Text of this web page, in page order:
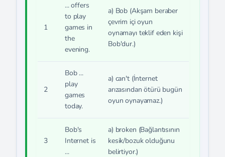
1
... offers
to play
games in
the
evening.
a) Bob (Akşam beraber
çevrim içi oyun
oynamayı teklif eden kişi
Bob'dur.)
2
Bob ...
play
games
today.
a) can't(İnternet
arızasından ötürü bugün
oyun oynayamaz.)
3
Bob's
Internet is
...
a) broken (Bağlantısının
kesik/bozuk olduğunu
belirtiyor.)